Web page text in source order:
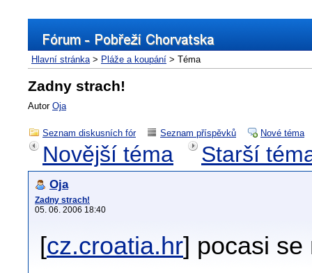
Hlavní stránka> Pláže a koupání > Téma
Zadny strach!
Autor Oja
Seznam diskusních fór Seznam příspěvků Nové téma
Novější téma Starší
Oja
Zadny strach!
05. 06. 2006 18:40
[cz.croatia.hr] pocasi se